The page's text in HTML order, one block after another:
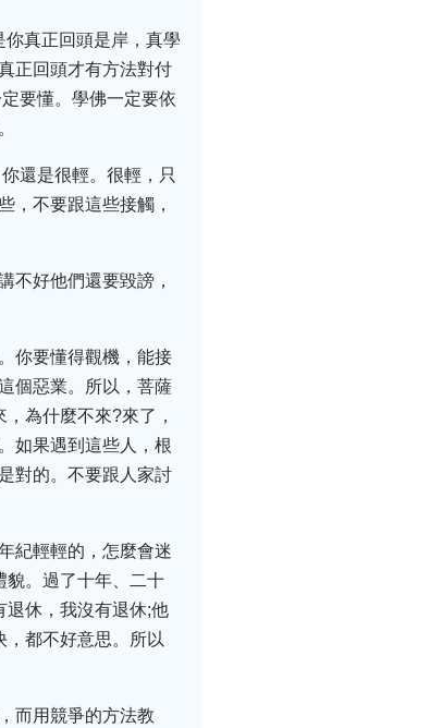
真正回頭是岸，真學
正回頭才有方法對付
要懂。學佛一定要依
還是很輕。很輕，只
，不要跟這些接觸，
不好他們還要毀謗，
你要懂得觀機，能接
個惡業。所以，菩薩
為什麼不來?來了，
如果遇到這些人，根
對的。不要跟人家討
紀輕輕的，怎麼會迷
貌。過了十年、二十
退休，我沒有退休;他
都不好意思。所以
而用競爭的方法教